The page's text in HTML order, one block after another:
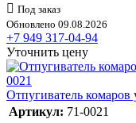
Под заказ
Обновлено 09.08.2026
+7 949 317-04-94
Уточнить цену
Отпугиватель комаров
Артикул: 71-0021